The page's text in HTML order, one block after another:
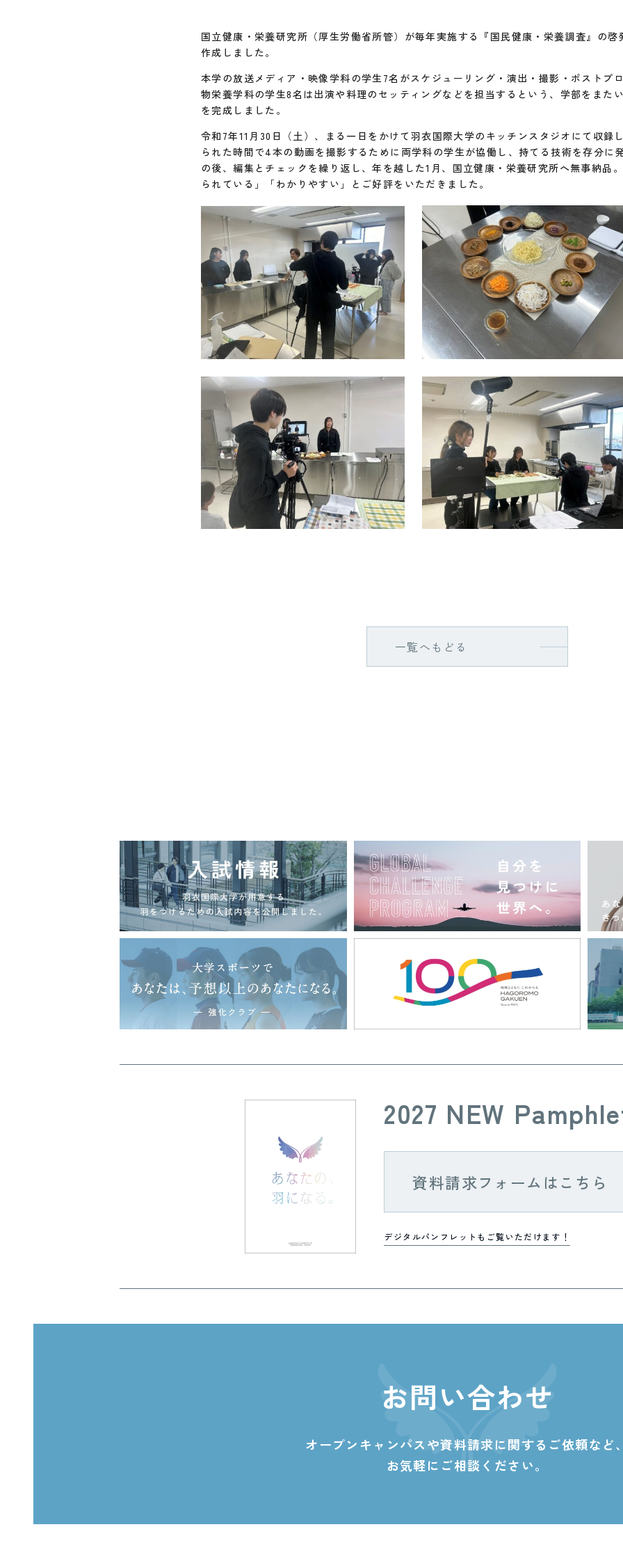
国立健康・栄養研究所（厚生労働省所管）が毎年実施する『国民健康・栄養調査』の
作成しました。
本学の放送メディア・映像学科の学生7名がスケジューリング・演出・撮影・ポストプ
物栄養学科の学生8名は出演や料理のセッティングなどを担当するという、学部をまた
を完成しました。
令和7年11月30日（土）、まる一日をかけて羽衣国際大学のキッチンスタジオにて収録
られた時間で4本の動画を撮影するために両学科の学生が協働し、持てる技術を存分に
の後、編集とチェックを繰り返し、年を越した1月、国立健康・栄養研究所へ無事納品
られている」「わかりやすい」とご好評をいただきました。
一覧へもどる
2027 NEW
資料請求フォームはこちら
デジタルパンフレットもご覧いただけます！
お問い合わせ
オープンキャンパスや資料請求に関する ご依頼など
お気軽にご相談ください。